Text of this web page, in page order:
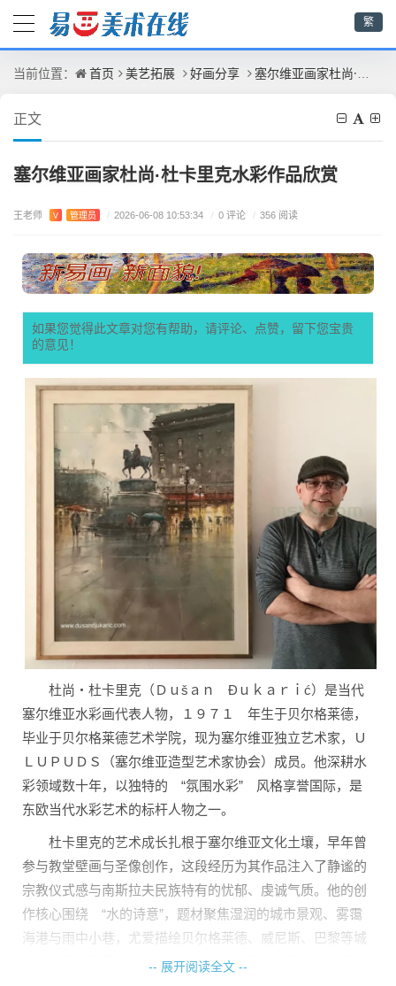
繁
当前位置： 首页 美艺拓展 好画分享 塞尔维亚画家杜尚·杜卡里克水彩作品欣赏
正文
塞尔维亚画家杜尚·杜卡里克水彩作品欣赏
王老师 V 管理员 / 2026-06-08 10:53:34 / 0 评论 / 356 阅读
如果您觉得此文章对您有帮助，请评论、点赞，留下您宝贵
的意见！
杜尚・杜卡里克（Ｄｕšａｎ Đｕｋａｒｉć）是当代
塞尔维亚水彩画代表人物，１９７１ 年生于贝尔格莱德，
毕业于贝尔格莱德艺术学院，现为塞尔维亚独立艺术家，Ｕ
ＬＵＰＵＤＳ（塞尔维亚造型艺术家协会）成员。他深耕水
彩领域数十年，以独特的 “氛围水彩” 风格享誉国际，是
东欧当代水彩艺术的标杆人物之一。
杜卡里克的艺术成长扎根于塞尔维亚文化土壤，早年曾
参与教堂壁画与圣像创作，这段经历为其作品注入了静谧的
宗教仪式感与南斯拉夫民族特有的忧郁、虔诚气质。他的创
作核心围绕 “水的诗意”，题材聚焦湿润的城市景观、雾霭
海港与雨中小巷，尤爱描绘贝尔格莱德、威尼斯、巴黎等城
市的雨天与雾景，代表作《查理桥上的雨伞》精准捕捉了雨
-- 展开阅读全文 --